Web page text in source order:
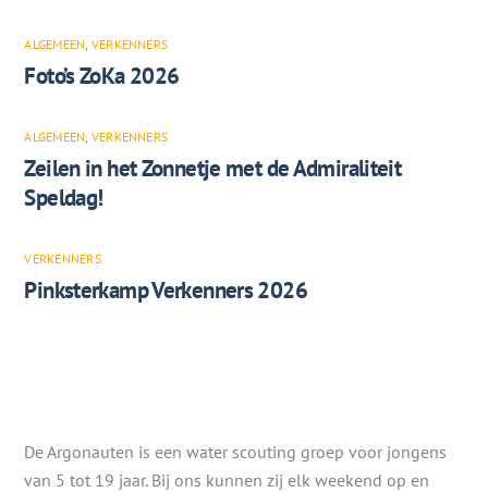
ALGEMEEN, VERKENNERS
Foto’s ZoKa 2026
ALGEMEEN, VERKENNERS
Zeilen in het Zonnetje met de Admiraliteit
Speldag!
VERKENNERS
Pinksterkamp Verkenners 2026
De Argonauten is een water scouting groep voor jongens
van 5 tot 19 jaar. Bij ons kunnen zij elk weekend op en